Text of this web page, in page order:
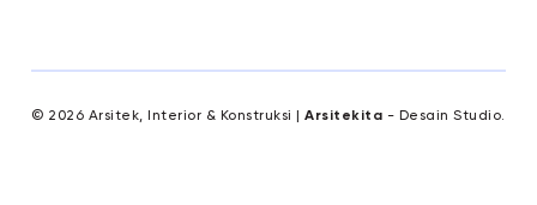
© 2026 Arsitek, Interior & Konstruksi |Arsitekita - Desain Studio.